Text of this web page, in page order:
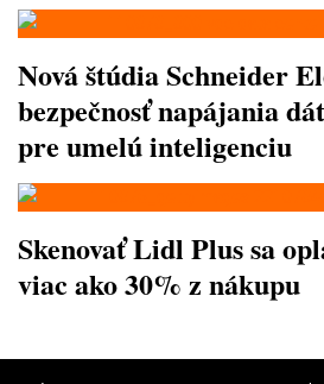
Nová štúdia Schneider
bezpečnosť napájania
pre umelú inteligenciu
Skenovať Lidl Plus sa
viac ako 30% z nákupu